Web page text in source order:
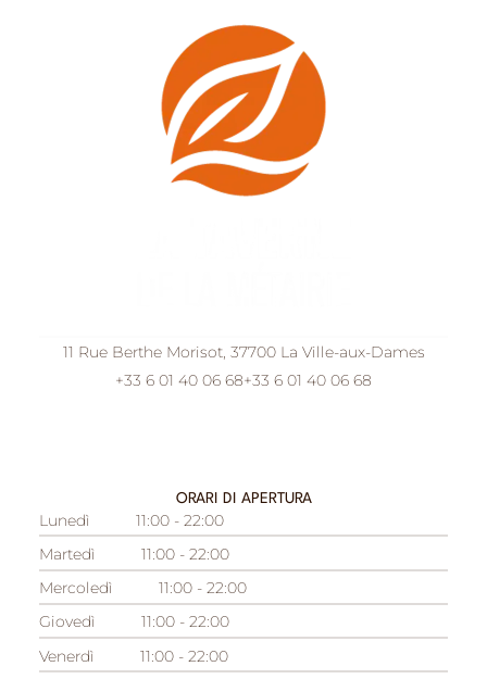
11 Rue Berthe Morisot, 37700 La Ville-aux-Dames
+33 6 01 40 06 68+33 6 01 40 06 68
ORARI DI APERTURA
Lunedì
11:00 - 22:00
Martedì
11:00 - 22:00
Mercoledì
11:00 - 22:00
Giovedì
11:00 - 22:00
Venerdì
11:00 - 22:00